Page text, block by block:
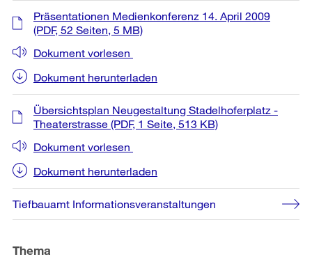
Präsentationen Medienkonferenz 14. April 2009
(PDF, 52 Seiten, 5 MB)
Dokument vorlesen
Dokument herunterladen
Übersichtsplan Neugestaltung Stadelhoferplatz -
Theaterstrasse (PDF, 1 Seite, 513 KB)
Dokument vorlesen
Dokument herunterladen
Tiefbauamt Informationsveranstaltungen
Thema